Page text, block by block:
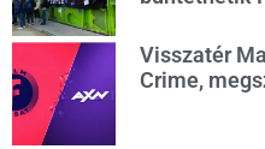
Visszatér
Crime,